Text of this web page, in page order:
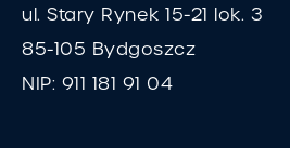
ul. Stary Rynek 15-21 lok. 3
85-105 Bydgoszcz
NIP: 911 181 91 04